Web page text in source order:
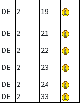
DE
2 19
DE 2 21
DE
2 22
DE
2 23
DE
2 24
DE
2 33